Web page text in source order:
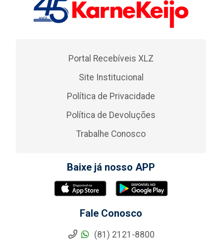
Portal Recebíveis XLZ
Site Institucional
Política de Privacidade
Política de Devoluções
Trabalhe Conosco
Baixe já nosso APP
Fale Conosco
(81) 2121-8800